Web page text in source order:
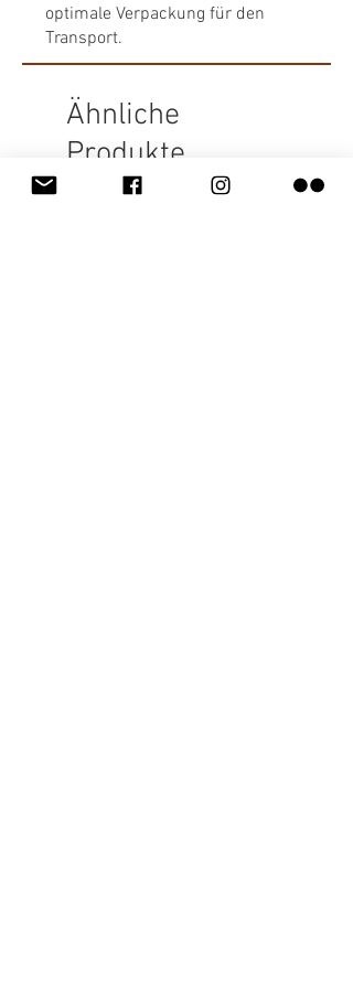
optimale Verpackung für den
Transport.
Ähnliche
Produkte